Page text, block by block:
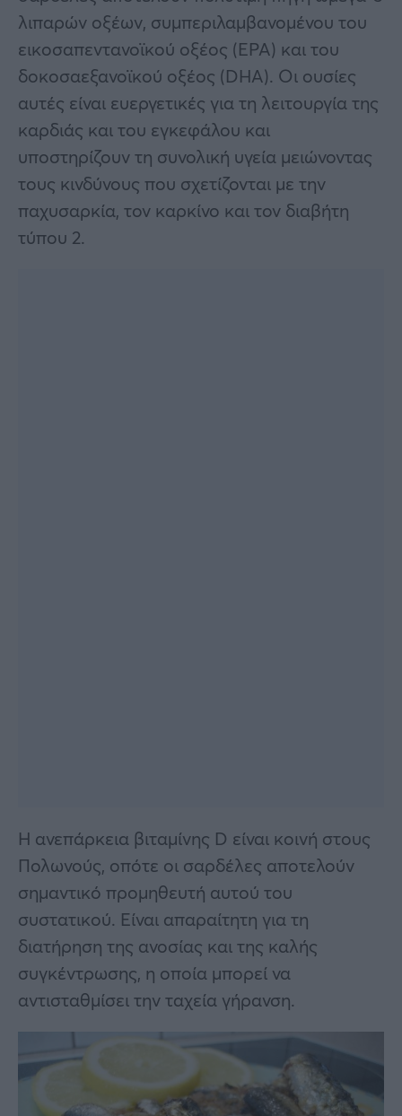
λιπαρών οξέων, συμπεριλαμβανομένου του
εικοσαπεντανοϊκού οξέος (EPA) και του
δοκοσαεξανοϊκού οξέος (DHA). Οι ουσίες
αυτές είναι ευεργετικές για τη λειτουργία της
καρδιάς και του εγκεφάλου και
υποστηρίζουν τη συνολική υγεία μειώνοντας
τους κινδύνους που σχετίζονται με την
παχυσαρκία, τον καρκίνο και τον διαβήτη
τύπου 2.
Η ανεπάρκεια βιταμίνης D είναι κοινή στους
Πολωνούς, οπότε οι σαρδέλες αποτελούν
σημαντικό προμηθευτή αυτού του
συστατικού. Είναι απαραίτητη για τη
διατήρηση της ανοσίας και της καλής
συγκέντρωσης, η οποία μπορεί να
αντισταθμίσει την ταχεία γήρανση.